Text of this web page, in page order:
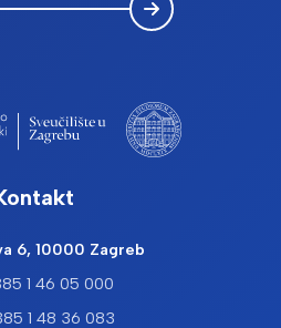
6, 10000 Zagreb
1 46 05 000
1 48 36 083